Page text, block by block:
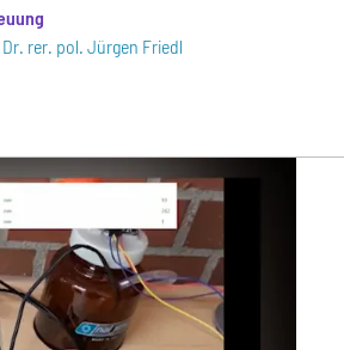
rer. pol. Jürgen Friedl